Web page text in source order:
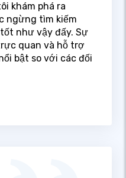
khám phá ra
ngừng tìm kiếm
như vậy đấy. Sự
quan và hỗ trợ
bật so với các đối